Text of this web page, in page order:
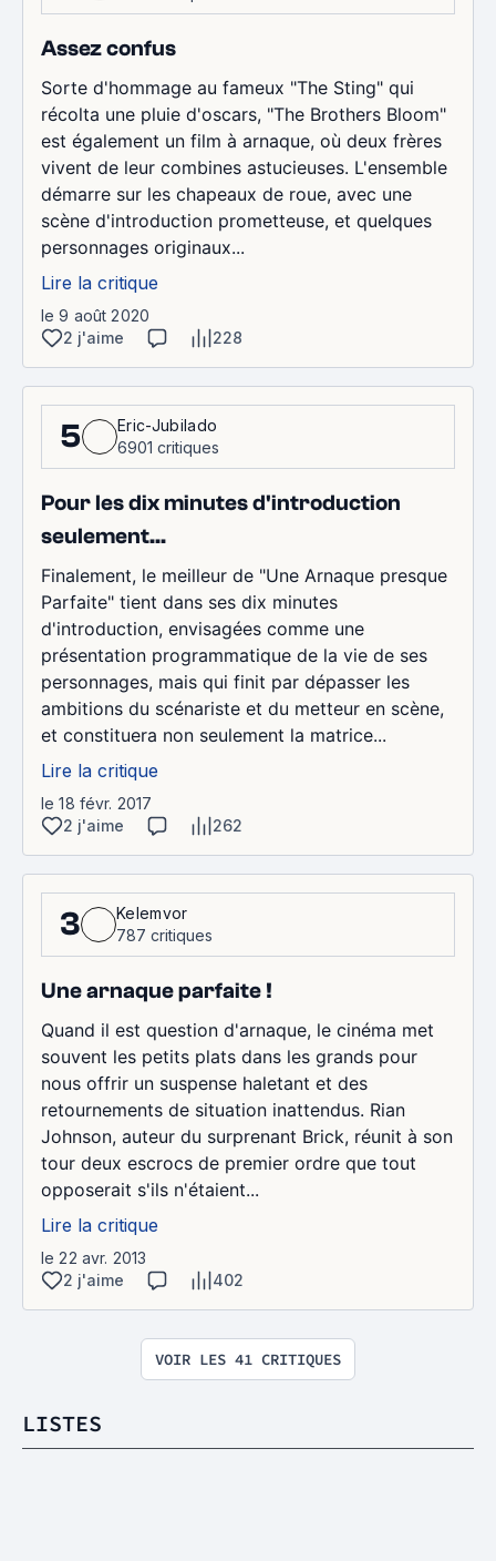
Assez confus
Sorte d'hommage au fameux "The Sting" qui
récolta une pluie d'oscars, "The Brothers Bloom"
est également un film à arnaque, où deux frères
vivent de leur combines astucieuses. L'ensemble
démarre sur les chapeaux de roue, avec une
scène d'introduction prometteuse, et quelques
personnages originaux...
Lire la critique
le 9 août 2020
2 j'aime
228
5
Eric-Jubilado
6901 critiques
Pour les dix minutes d'introduction
seulement...
Finalement, le meilleur de "Une Arnaque presque
Parfaite" tient dans ses dix minutes
d'introduction, envisagées comme une
présentation programmatique de la vie de ses
personnages, mais qui finit par dépasser les
ambitions du scénariste et du metteur en scène,
et constituera non seulement la matrice...
Lire la critique
le 18 févr. 2017
2 j'aime
262
3
Kelemvor
787 critiques
Une arnaque parfaite !
Quand il est question d'arnaque, le cinéma met
souvent les petits plats dans les grands pour
nous offrir un suspense haletant et des
retournements de situation inattendus. Rian
Johnson, auteur du surprenant Brick, réunit à son
tour deux escrocs de premier ordre que tout
opposerait s'ils n'étaient...
Lire la critique
le 22 avr. 2013
2 j'aime
402
VOIR LES 41 CRITIQUES
LISTES